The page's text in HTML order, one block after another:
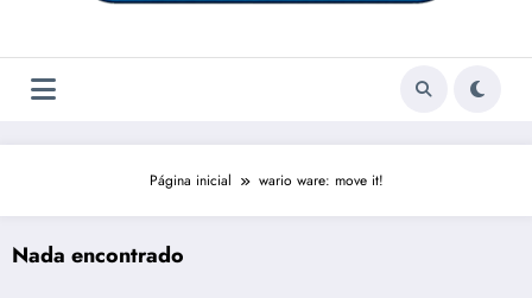
Página inicial wario ware: move it!
Nada encontrado